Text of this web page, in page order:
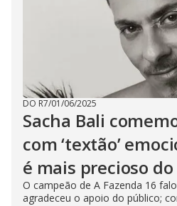
DO R7/01/06/2025
Sacha Bali
com ‘textão’
é mais precioso
O campeão de A Fazenda 16
agradeceu o apoio do público;